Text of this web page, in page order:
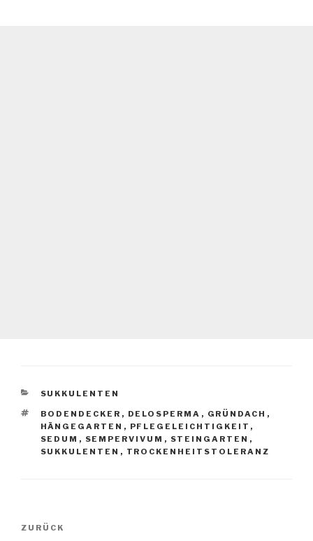
SUKKULENTEN
BODENDECKER , DELOSPERMA , GRÜNDACH ,
HÄNGEGARTEN , PFLEGELEICHTIGKEIT ,
SEDUM , SEMPERVIVUM , STEINGARTEN ,
SUKKULENTEN , TROCKENHEITSTOLERANZ
ZURÜCK